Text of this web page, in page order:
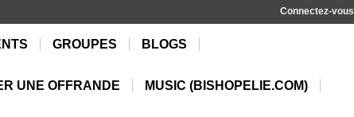
Connectez-vous
GROUPES BLOGS
UNE OFFRANDE MUSIC (BISHOPELIE.COM)